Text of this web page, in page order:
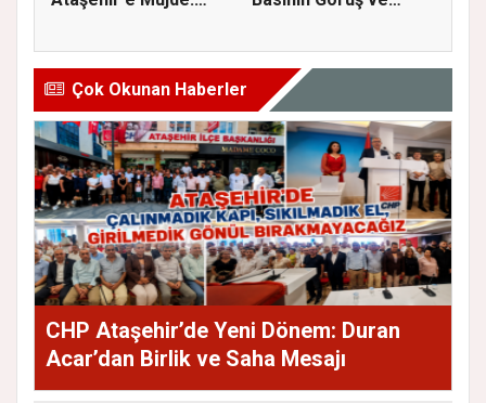
Çok Okunan Haberler
CHP Ataşehir’de Yeni Dönem: Duran
Acar’dan Birlik ve Saha Mesajı